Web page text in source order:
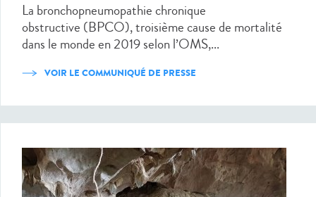
La bronchopneumopathie chronique
obstructive (BPCO), troisième cause de mortalité
dans le monde en 2019 selon l’OMS,...
VOIR LE COMMUNIQUÉ DE PRESSE